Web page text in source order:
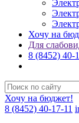
Хочу на
Для
8 (8452) 40-
Хочу на бюджет!
8 (8452) 40-17-11